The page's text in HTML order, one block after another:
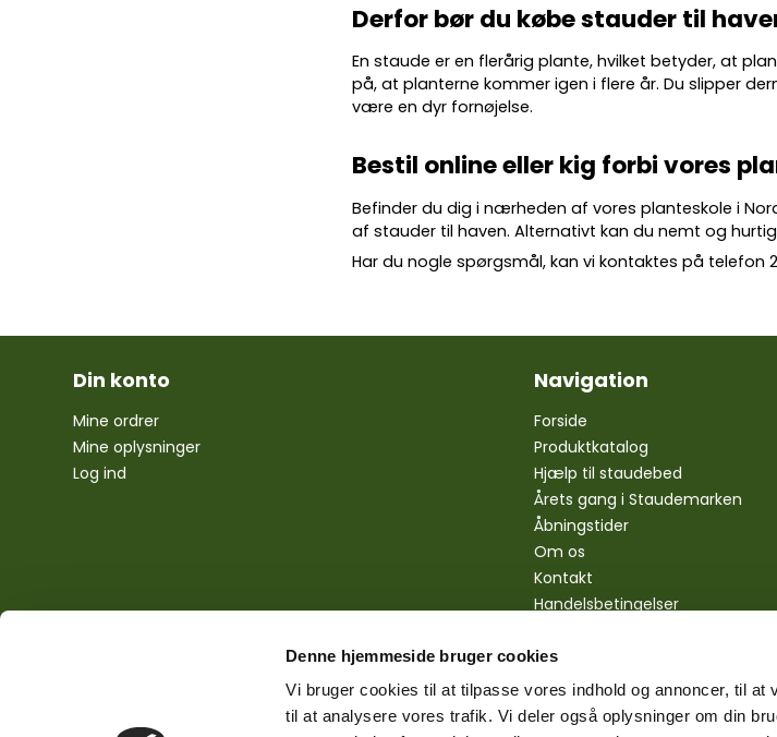
Denne hjemmeside bruger cookies
Vi bruger cookies til at tilpasse vores indhold og annoncer, til at
til at analysere vores trafik. Vi deler også oplysninger om din
Derfor bør du købe stauder til
En staude er en flerårig plante, hvilket betyder, at
på, at planterne kommer igen i flere år. Du slipper
være en dyr fornøjelse.
Bestil online eller kig forbi vores
Befinder du dig i nærheden af vores planteskole i
af stauder til haven. Alternativt kan du nemt og
Har du nogle spørgsmål, kan vi kontaktes på telefon
Din konto
Mine ordrer
Mine oplysninger
Log ind
Navigation
Forside
Produktkatalog
Hjælp til staudebed
Årets gang i Staudemarken
Åbningstider
Om os
Kontakt
Handelsbetingelser
Bestilling
Betaling
Levering